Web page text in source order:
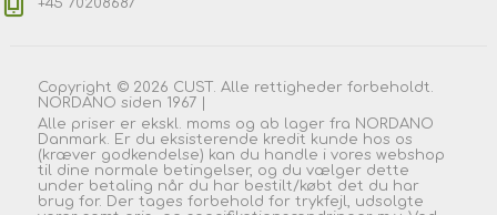
+45 70208687
Copyright © 2026 CUST. Alle rettigheder forbeholdt.
NORDANO siden 1967 |
Alle priser er ekskl. moms og ab lager fra NORDANO
Danmark. Er du eksisterende kredit kunde hos os
(kræver godkendelse) kan du handle i vores webshop
til dine normale betingelser, og du vælger dette
under betaling når du har bestilt/købt det du har
brug for. Der tages forbehold for trykfejl, udsolgte